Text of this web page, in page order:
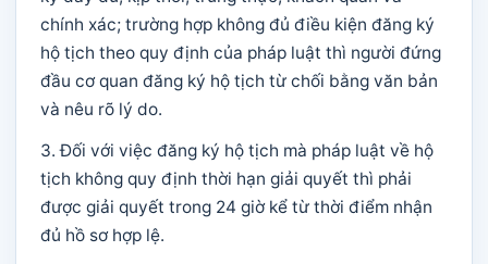
chính xác; trường hợp không đủ điều kiện đăng ký
hộ tịch theo quy định của pháp luật thì người đứng
đầu cơ quan đăng ký hộ tịch từ chối bằng văn bản
và nêu rõ lý do.
3. Đối với việc đăng ký hộ tịch mà pháp luật về hộ
tịch không quy định thời hạn giải quyết thì phải
được giải quyết trong 24 giờ kể từ thời điểm nhận
đủ hồ sơ hợp lệ.